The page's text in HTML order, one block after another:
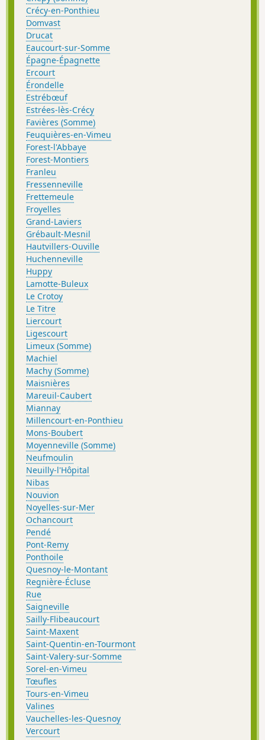
Crécy-en-Ponthieu
Domvast
Drucat
Eaucourt-sur-Somme
Épagne-Épagnette
Ercourt
Érondelle
Estrébœuf
Estrées-lès-Crécy
Favières (Somme)
Feuquières-en-Vimeu
Forest-l'Abbaye
Forest-Montiers
Franleu
Fressenneville
Frettemeule
Froyelles
Grand-Laviers
Grébault-Mesnil
Hautvillers-Ouville
Huchenneville
Huppy
Lamotte-Buleux
Le Crotoy
Le Titre
Liercourt
Ligescourt
Limeux (Somme)
Machiel
Machy (Somme)
Maisnières
Mareuil-Caubert
Miannay
Millencourt-en-Ponthieu
Mons-Boubert
Moyenneville (Somme)
Neufmoulin
Neuilly-l'Hôpital
Nibas
Nouvion
Noyelles-sur-Mer
Ochancourt
Pendé
Pont-Remy
Ponthoile
Quesnoy-le-Montant
Regnière-Écluse
Rue
Saigneville
Sailly-Flibeaucourt
Saint-Maxent
Saint-Quentin-en-Tourmont
Saint-Valery-sur-Somme
Sorel-en-Vimeu
Tœufles
Tours-en-Vimeu
Valines
Vauchelles-les-Quesnoy
Vercourt